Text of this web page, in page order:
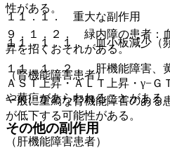
性がある。
９．１．２． 緑内障の患者：
昇を招くおそれがある。
（腎機能障害患者）
一般に重篤な腎機能障害のある
が低下する可能性がある。
（肝機能障害患者）
１１．１． 重大な副作用
１１．１．１． 血小板減少（
１１．１．２． 肝機能障害、
ＡＳＴ上昇・ＡＬＴ上昇・γ−
や黄疸があらわれることがある
その他の副作用